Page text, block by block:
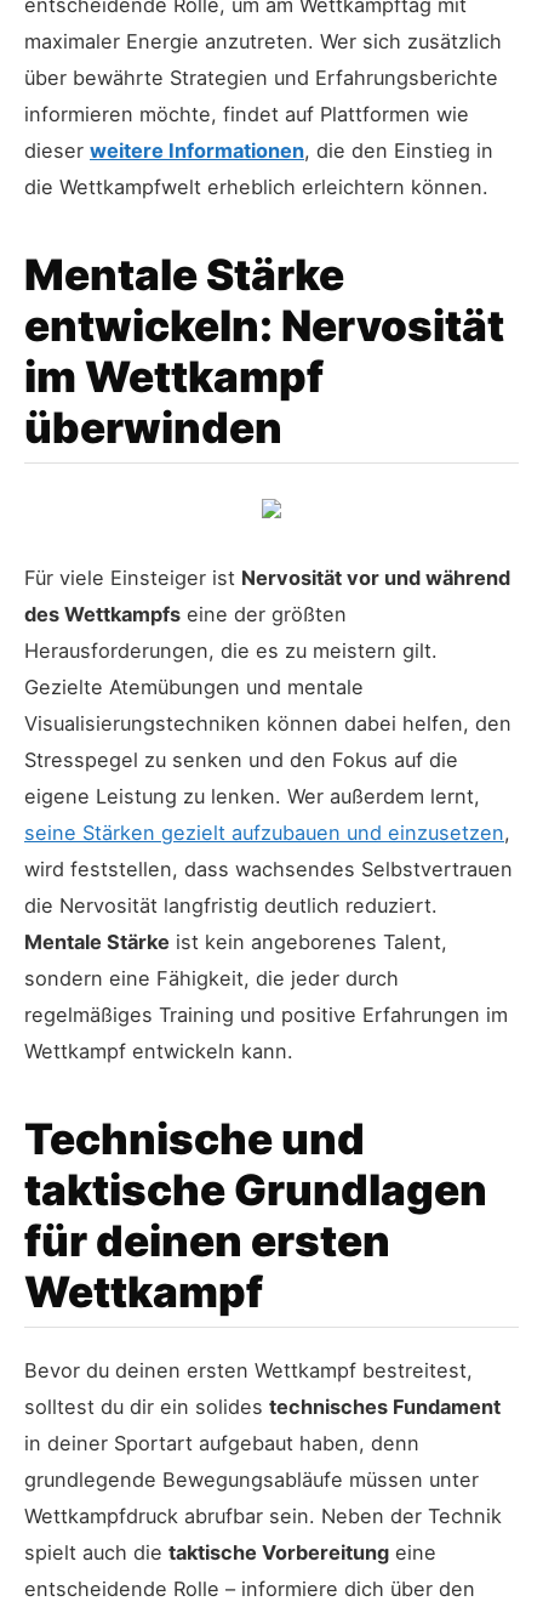
maximaler Energie anzutreten. Wer sich zusätzlich
über bewährte Strategien und Erfahrungsberichte
informieren möchte, findet auf Plattformen wie
dieser weitere Informationen, die den Einstieg in
die Wettkampfwelt erheblich erleichtern können.
Mentale Stärke
entwickeln: Nervosität
im Wettkampf
überwinden
Für viele Einsteiger ist Nervosität vor und während
des Wettkampfs eine der größten
Herausforderungen, die es zu meistern gilt.
Gezielte Atemübungen und mentale
Visualisierungstechniken können dabei helfen, den
Stresspegel zu senken und den Fokus auf die
eigene Leistung zu lenken. Wer außerdem lernt,
seine Stärken gezielt aufzubauen und einzusetzen,
wird feststellen, dass wachsendes Selbstvertrauen
die Nervosität langfristig deutlich reduziert.
Mentale Stärke ist kein angeborenes Talent,
sondern eine Fähigkeit, die jeder durch
regelmäßiges Training und positive Erfahrungen im
Wettkampf entwickeln kann.
Technische und
taktische Grundlagen
für deinen ersten
Wettkampf
Bevor du deinen ersten Wettkampf bestreitest,
solltest du dir ein solides technisches Fundament
in deiner Sportart aufgebaut haben, denn
grundlegende Bewegungsabläufe müssen unter
Wettkampfdruck abrufbar sein. Neben der Technik
spielt auch die taktische Vorbereitung eine
entscheidende Rolle – informiere dich über den